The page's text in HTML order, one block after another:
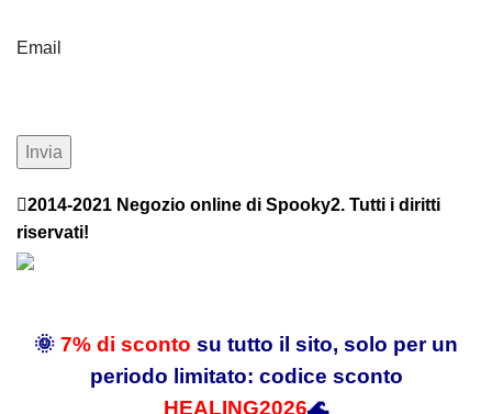
Email
2014-2021 Negozio online di Spooky2. Tutti i diritti
riservati!
🌞 7% di sconto su tutto il sito, solo per un
periodo limitato: codice sconto
HEALING2026🌊